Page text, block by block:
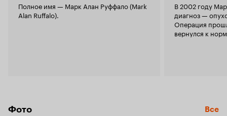
Полное имя — Марк Алан Руффало (Mark
Alan Ruffalo).
В 2002 году
диагноз —
Операция
вернулся к
Фото Все